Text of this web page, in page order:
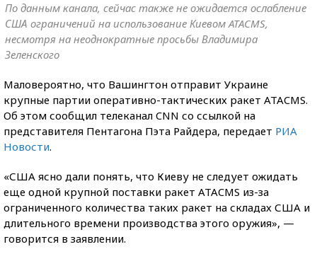
По данным канала, сейчас также не ожидается ослабление
США ограничений на использование Киевом ATACMS,
несмотря на неоднократные просьбы Владимира
Зеленского
Маловероятно, что Вашингтон отправит Украине
крупные партии оперативно-тактических ракет ATACMS.
Об этом сообщил телеканал CNN со ссылкой на
представителя Пентагона Пэта Райдера, передает РИА
Новости.
«США ясно дали понять, что Киеву не следует ожидать
еще одной крупной поставки ракет ATACMS из-за
ограниченного количества таких ракет на складах США и
длительного времени производства этого оружия», —
говорится в заявлении.